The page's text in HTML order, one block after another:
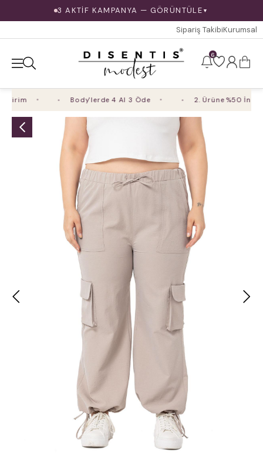
3 AKTİF KAMPANYA — GÖRÜNTÜLE ▼
Sipariş TakibiKurumsal
6
Body'lerde 4 Al 3 Öde 2. Ürüne %50 İndirim